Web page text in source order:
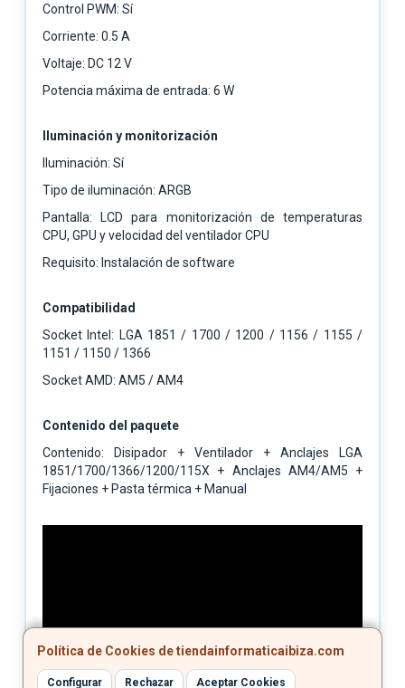
Control PWM: Sí
Corriente: 0.5 A
Voltaje: DC 12 V
Potencia máxima de entrada: 6 W
Iluminación y monitorización
Iluminación: Sí
Tipo de iluminación: ARGB
Pantalla: LCD para monitorización de temperaturas
CPU, GPU y velocidad del ventilador CPU
Requisito: Instalación de software
Compatibilidad
Socket Intel: LGA 1851 / 1700 / 1200 / 1156 / 1155 /
1151 / 1150 / 1366
Socket AMD: AM5 / AM4
Contenido del paquete
Contenido: Disipador + Ventilador + Anclajes LGA
1851/1700/1366/1200/115X + Anclajes AM4/AM5 +
Fijaciones + Pasta térmica + Manual
Política de Cookies de tiendainformaticaibiza.com
Configurar Rechazar Aceptar Cookies